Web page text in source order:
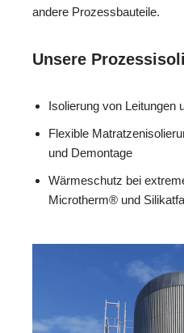
andere Prozessbauteile.
Unsere
Isolierung von Leitungen
Flexible
und Demontage
Wärmeschutz bei
Microtherm® und